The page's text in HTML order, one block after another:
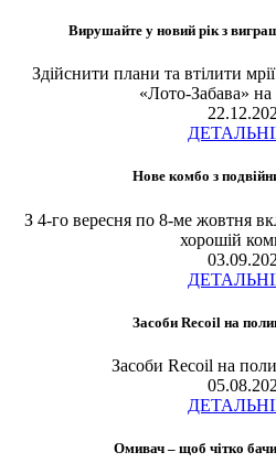
Вирушайте у новий рік з
Здійснити плани та втілити
«Лото-Забава»
Нове комбо з
З 4-го вересня по 8-ме жовтня
хорошій
Засоби Recoil на
Засоби Recoil на
Омивач – щоб чітко